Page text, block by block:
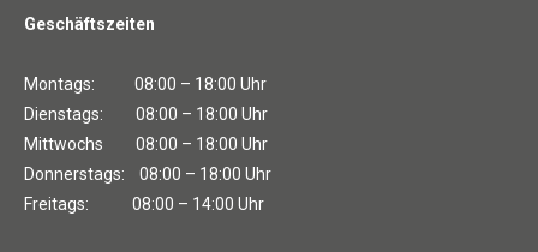
Geschäftszeiten
Montags: 08:00 – 18:00 Uhr
Dienstags: 08:00 – 18:00 Uhr
Mittwochs 08:00 – 18:00 Uhr
Donnerstags: 08:00 – 18:00 Uhr
Freitags: 08:00 – 14:00 Uhr